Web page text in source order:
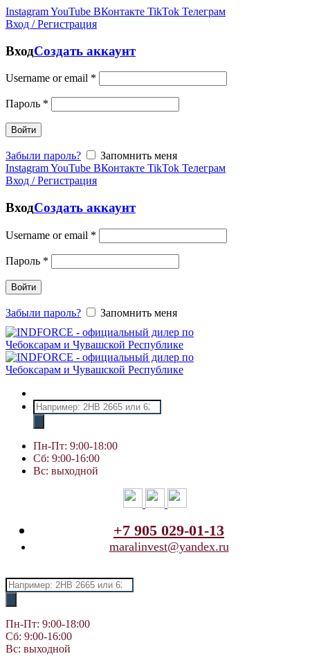
InstagramYouTube ВКонтакте TikTok Телеграм
Вход / Регистрация
ВходСоздать аккаунт
Username or email *
Пароль *
Войти
Забыли пароль?
Запомнить меня
InstagramYouTube ВКонтакте TikTok Телеграм
Вход / Регистрация
ВходСоздать аккаунт
Username or email *
Пароль *
Войти
Забыли пароль? Запомнить меня
Поиск
товаров
Пн-Пт: 9:00-18:00
Сб: 9:00-16:00
Вс: выходной
+7 905 029-01-13
maralinvest@yandex.ru
Поиск
товаров
Пн-Пт: 9:00-18:00
Сб: 9:00-16:00
Вс: выходной